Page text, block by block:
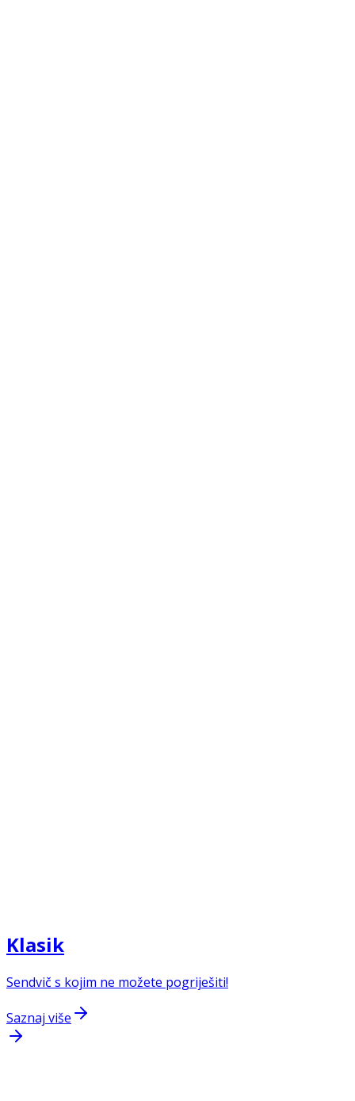
Klasik
Sendvič s kojim ne možete pogriješiti!
Saznaj više